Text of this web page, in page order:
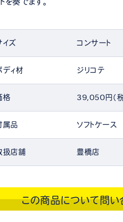
イズ コンサート
ディ材 ジリコテ
格 39,050円（税
属品 ソフトケース
扱店舗 豊橋店
この商品について問い